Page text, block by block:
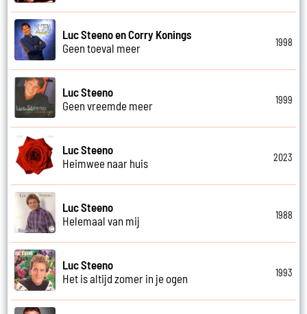
Luc Steeno en Corry Konings
Geen toeval meer
1998
Luc Steeno
Geen vreemde meer
1999
Luc Steeno
Heimwee naar huis
2023
Luc Steeno
Helemaal van mij
1988
Luc Steeno
Het is altijd zomer in je ogen
1993